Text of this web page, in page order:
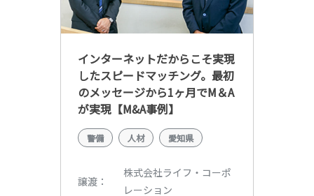
インターネットだからこそ実現
したスピードマッチング。最初
のメッセージから1ヶ月でM＆A
が実現【M&A事例】
警備 人材 愛知県
譲渡
株式会社ライフ・コーポ
レーション